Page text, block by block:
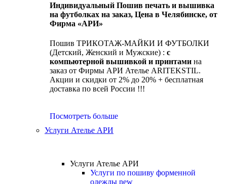
Индивидуальный Пошив печать и вышивка
на футболках на заказ, Цена в Челябинске, от
Фирма «АРИ»
Пошив ТРИКОТАЖ-МАЙКИ И ФУТБОЛКИ
(Детский, Женский и Мужские) : с
компьютерной вышивкой и принтами на
заказ от Фирмы АРИ Ателье ARITEKSTIL.
Акции и скидки от 2% до 20% + бесплатная
доставка по всей России !!!
Посмотреть больше
Услуги Ателье АРИ
Услуги Ателье АРИ
Услуги по пошиву форменной
одежды new